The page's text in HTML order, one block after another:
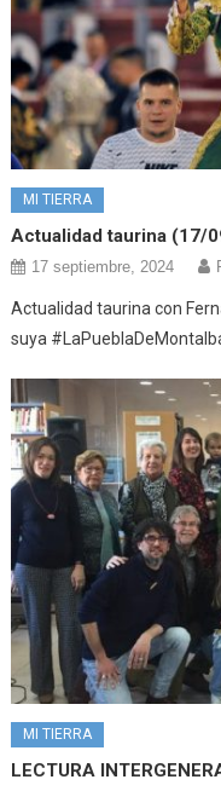
MI TIERRA
Actualidad taurina (17/
17 septiembre, 2024
Actualidad taurina con
suya
MI TIERRA
LECTURA